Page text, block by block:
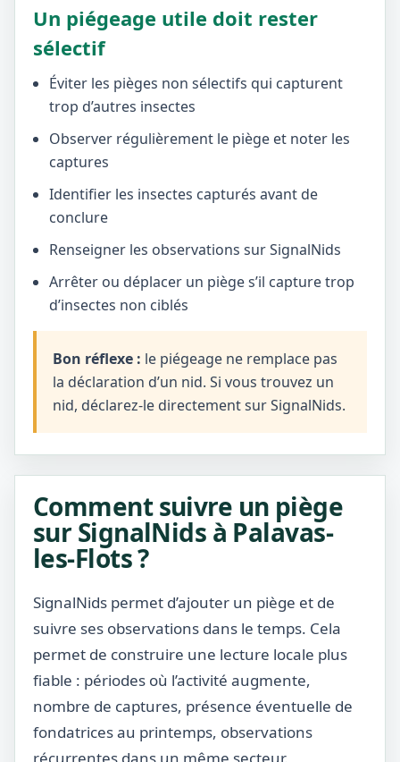
Un piégeage utile doit rester
sélectif
Éviter les pièges non sélectifs qui capturent
trop d’autres insectes
Observer régulièrement le piège et noter les
captures
Identifier les insectes capturés avant de
conclure
Renseigner les observations sur SignalNids
Arrêter ou déplacer un piège s’il capture trop
d’insectes non ciblés
Bon réflexe : le piégeage ne remplace pas
la déclaration d’un nid. Si vous trouvez un
nid, déclarez-le directement sur SignalNids.
Comment suivre un piège
sur SignalNids à Palavas-
les-Flots ?
SignalNids permet d’ajouter un piège et de
suivre ses observations dans le temps. Cela
permet de construire une lecture locale plus
fiable : périodes où l’activité augmente,
nombre de captures, présence éventuelle de
fondatrices au printemps, observations